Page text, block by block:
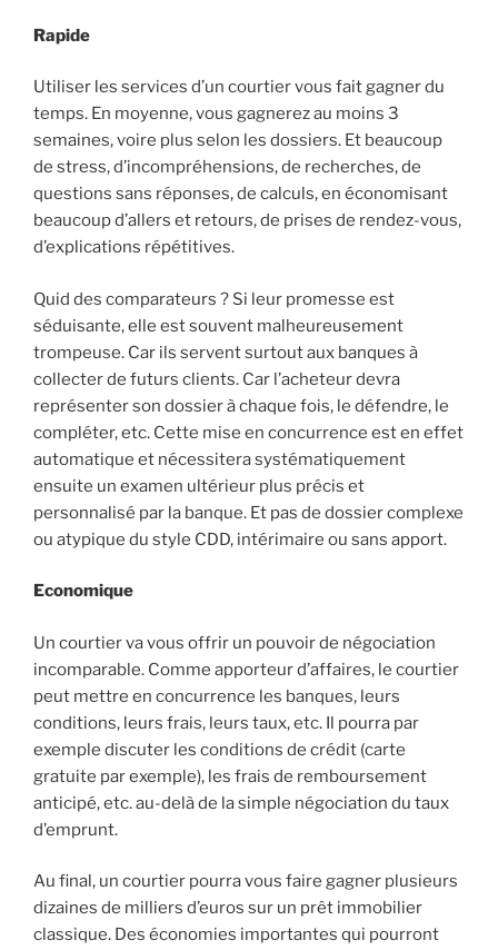
Rapide
Utiliser les services d’un courtier vous fait gagner du
temps. En moyenne, vous gagnerez au moins 3
semaines, voire plus selon les dossiers. Et beaucoup
de stress, d’incompréhensions, de recherches, de
questions sans réponses, de calculs, en économisant
beaucoup d’allers et retours, de prises de rendez-vous,
d’explications répétitives.
Quid des comparateurs ? Si leur promesse est
séduisante, elle est souvent malheureusement
trompeuse. Car ils servent surtout aux banques à
collecter de futurs clients. Car l’acheteur devra
représenter son dossier à chaque fois, le défendre, le
compléter, etc. Cette mise en concurrence est en effet
automatique et nécessitera systématiquement
ensuite un examen ultérieur plus précis et
personnalisé par la banque. Et pas de dossier complexe
ou atypique du style CDD, intérimaire ou sans apport.
Economique
Un courtier va vous offrir un pouvoir de négociation
incomparable. Comme apporteur d’affaires, le courtier
peut mettre en concurrence les banques, leurs
conditions, leurs frais, leurs taux, etc. Il pourra par
exemple discuter les conditions de crédit (carte
gratuite par exemple), les frais de remboursement
anticipé, etc. au-delà de la simple négociation du taux
d’emprunt.
Au final, un courtier pourra vous faire gagner plusieurs
dizaines de milliers d’euros sur un prêt immobilier
classique. Des économies importantes qui pourront